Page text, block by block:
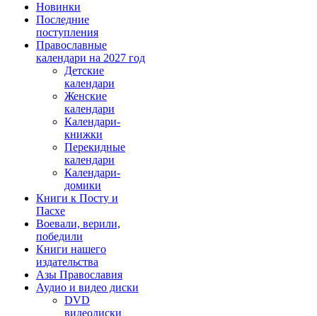
Новинки
Последние
поступления
Православные
календари на 2027 год
Детские
календари
Женские
календари
Календари-
книжки
Перекидные
календари
Календари-
домики
Книги к Посту и
Пасхе
Воевали, верили,
победили
Книги нашего
издательства
Азы Православия
Аудио и видео диски
DVD
видеодиски